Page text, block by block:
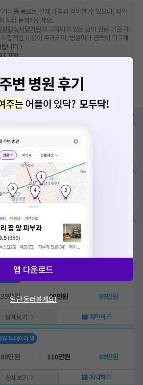
가비용 등으로 실제 가격과 상이할 수 있으니, 정확
직접 문의해주세요.
보험심사평가원에 고지되어 있는 급여 진료 기준 가
합적인 비용이 추가되어, 병원마다 금액이 다르게
니다.)
포함
수술 백내장수술
임직원/학생 할인가
0원 ~
상세보기
만원 ~
만원
550만원 ~
600만원
상세보기
만원 110만원
상세보기 예약하기
만원 99만원 69만원
상세보기 예약하기
8월 투데이라섹
만원 110만원 89만원
상세보기 예약하기
앱 다운로드
일단 둘러볼게요!